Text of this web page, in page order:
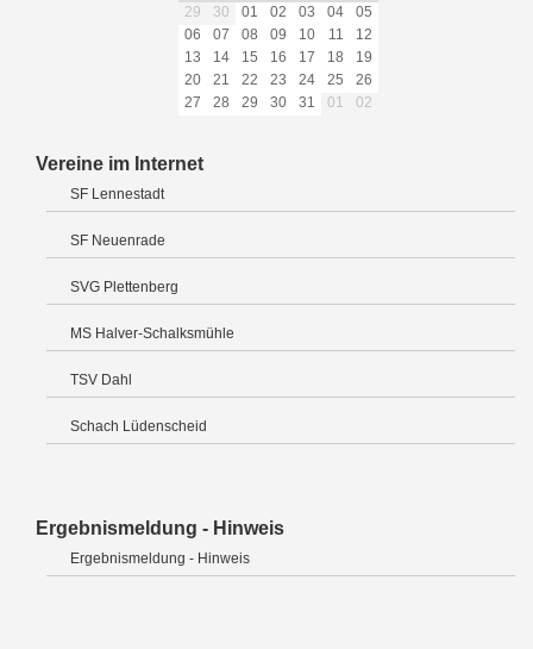
29
30 01 02 03 04
05
06
07 08 09 10 11
12
13
14 15 16 17 18
19
20
21 22 23 24 25
26
27
28 29 30 31 01 02
Vereine im Internet
SF Lennestadt
SF Neuenrade
SVG Plettenberg
MS Halver-Schalksmühle
TSV Dahl
Schach Lüdenscheid
Ergebnismeldung - Hinweis
Ergebnismeldung - Hinweis